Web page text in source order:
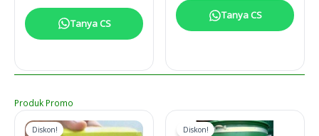
Tanya CS
Tanya CS
Produk Promo
Diskon! Diskon!